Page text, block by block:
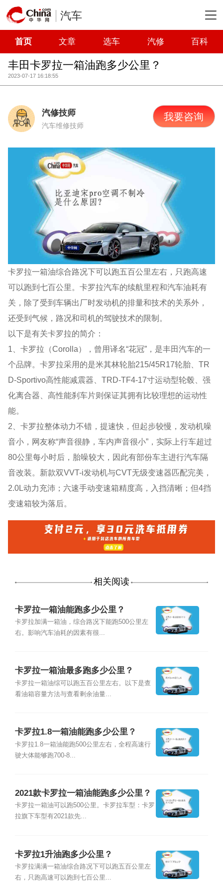
汽车
首页 文章 选车 汽修 百科
丰田卡罗拉一箱油跑多少公里？
2023-07-17 16:18:55
汽修技师
汽车维修技师
我要咨询
卡罗拉一箱油综合路况下可以跑五百公里左右，只跑高速
可以跑到七百公里。卡罗拉汽车的续航里程和汽车油耗有
关，除了受到车辆出厂时发动机的排量和技术的关系外，
还受到气候，路况和司机的驾驶技术的限制。
以下是有关卡罗拉的简介：
1、卡罗拉（Corolla），曾用译名“花冠”，是丰田汽车的一
个品牌。卡罗拉采用的是米其林轮胎215/45R17轮胎、TR
D-Sportivo高性能减震器、TRD-TF4-17寸运动型轮毂、强
化离合器、高性能刹车片则保证其拥有比较理想的运动性
能。
2、卡罗拉整体动力不错，提速快，但起步较慢，发动机噪
音小，网友称“声音很静，车内声音很小”，实际上行车超过
80公里每小时后，胎噪较大，因此有部份车主进行汽车隔
音改装。新款双VVT-i发动机与CVT无级变速器匹配完美，
2.0L动力充沛；六速手动变速箱精度高，入挡清晰；但4挡
变速箱较为落后。
相关阅读
卡罗拉一箱油能跑多少公里？
卡罗拉加满一箱油，综合路况下能跑500公里左
右。影响汽车油耗的因素有很...
卡罗拉一箱油最多跑多少公里？
卡罗拉一箱油综可以跑五百公里左右。以下是查
看油箱容量方法与查看剩余油量...
卡罗拉1.8一箱油能跑多少公里？
卡罗拉1.8一箱油能跑500公里左右，全程高速行
驶大体能够跑700-8...
2021款卡罗拉一箱油能跑多少公里？
卡罗拉一箱油可以跑500公里。卡罗拉车型：卡罗
拉旗下车型有2021款先...
卡罗拉1升油跑多少公里？
卡罗拉满满一箱油综合路况下可以跑五百公里左
右，只跑高速可以跑到七百公里...